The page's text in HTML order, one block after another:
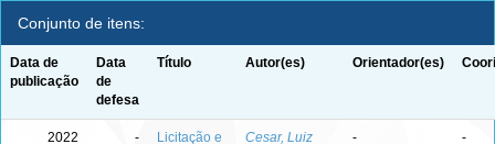
Conjunto de itens:
Data de
publicação
Data
de
defesa
Título Autor(es) Orientador(es)
2022 -
Licitação e
Cesar, Luiz
- -